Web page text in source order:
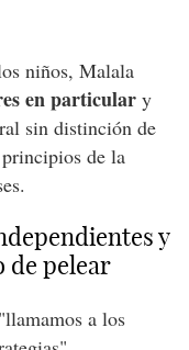
niños, Malala
en particulary
sin distinción de
de la
y
de pelear
a los